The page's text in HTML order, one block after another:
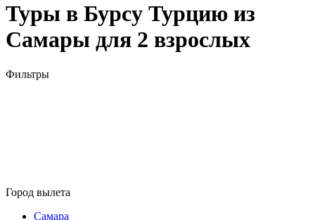
Туры в Бурсу Турцию из
Самары для 2 взрослых
Фильтры
Город вылета
Самара